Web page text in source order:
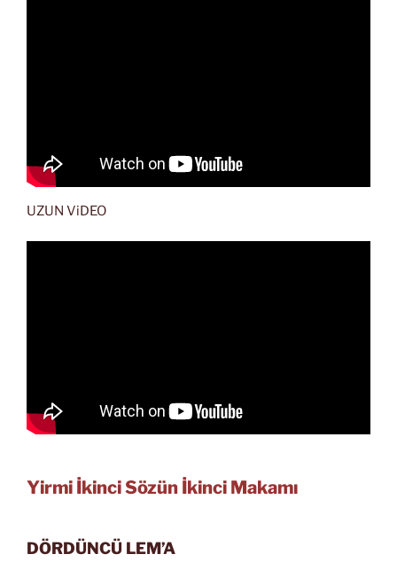
UZUN ViDEO
Yirmi İkinci Sözün İkinci Makamı
DÖRDÜNCÜ LEM’A